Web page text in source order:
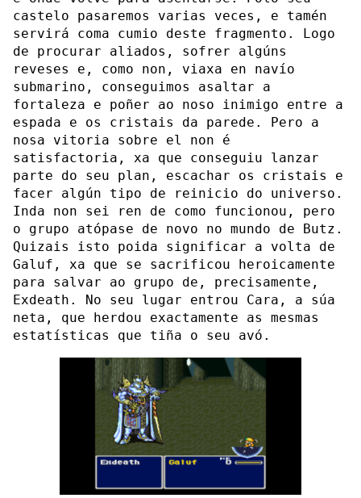
castelo pasaremos varias veces, e tamén
servirá coma cumio deste fragmento. Logo
de procurar aliados, sofrer algúns
reveses e, como non, viaxa en navío
submarino, conseguimos asaltar a
fortaleza e poñer ao noso inimigo entre a
espada e os cristais da parede. Pero a
nosa vitoria sobre el non é
satisfactoria, xa que conseguiu lanzar
parte do seu plan, escachar os cristais e
facer algún tipo de reinicio do universo.
Inda non sei ren de como funcionou, pero
o grupo atópase de novo no mundo de Butz.
Quizais isto poida significar a volta de
Galuf, xa que se sacrificou heroicamente
para salvar ao grupo de, precisamente,
Exdeath. No seu lugar entrou Cara, a súa
neta, que herdou exactamente as mesmas
estatísticas que tiña o seu avó.